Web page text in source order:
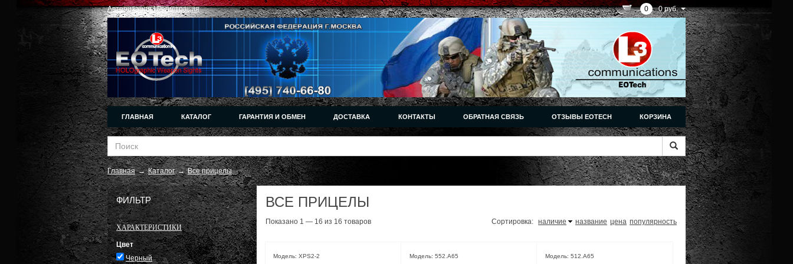
Авторизация|Регистрация 0 0 руб.
ГЛАВНАЯ КАТАЛОГ ГАРАНТИЯ И ОБМЕН ДОСТАВКА КОНТАКТЫ ОБРАТНАЯ СВЯЗЬ ОТЗЫВЫ EOTECH КОРЗИНА
Главная → Каталог → Все прицелы
ФИЛЬТР
ХАРАКТЕРИСТИКИ
Цвет
Черный
ВСЕ ПРИЦЕЛЫ
Показано 1 — 16 из 16 товаров Сортировка: наличие название цена популярность
Модель: XPS2-2 Модель: 552.A65 Модель: 512.A65